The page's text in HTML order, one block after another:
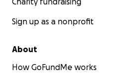
Sign up as a nonprofit
About
How GoFundMe works